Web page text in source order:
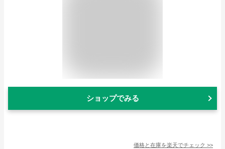
ショップでみる
価格と在庫を楽天でチェック >>